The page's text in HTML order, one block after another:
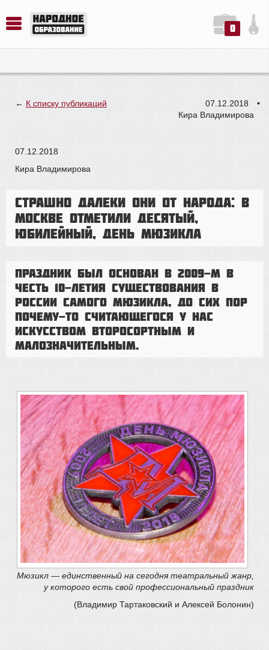
0
← К списку публикаций 07.12.2018
•
Кира Владимирова
07.12.2018
Кира Владимирова
Страшно далеки они от народа: в
Москве отметили десятый,
юбилейный, День мюзикла
Праздник был основан в 2009-м в
честь 10-летия существования в
России самого мюзикла, до сих пор
почему-то считающегося у нас
искусством второсортным и
малозначительным.
Мюзикл — единственный на сегодня театральный жанр,
у которого есть свой профессиональный праздник
(Владимир Тартаковский и Алексей Болонин)